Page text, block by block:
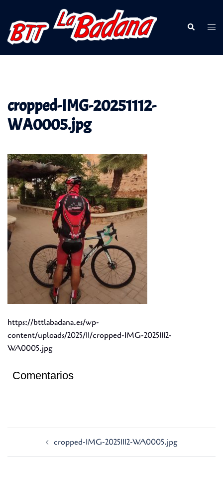
contenido
Buscar
cropped-IMG-20251112-
WA0005.jpg
https://bttlabadana.es/wp-
content/uploads/2025/11/cropped-IMG-20251112-
WA0005.jpg
Comentarios
cropped-IMG-20251112-WA0005.jpg